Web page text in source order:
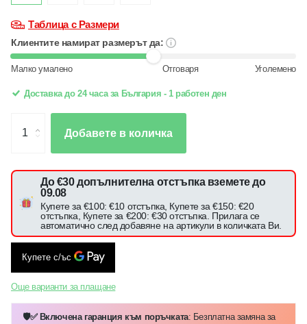
Таблица с Размери
Клиентите намират размерът да:
Малко умалено Отговаря Уголемено
Доставка до 24 часа за България - 1 работен ден
Добавете в количка
До €30 допълнителна отстъпка вземете до
09.08
Купете за €100: €10 отстъпка, Купете за €150: €20
отстъпка, Купете за €200: €30 отстъпка. Прилага се
автоматично след добавяне на артикули в количката Ви.
Още варианти за плащане
🛡️✅ Включена гаранция към поръчката: Безплатна замяна за